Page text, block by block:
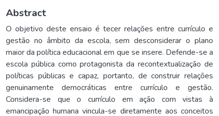
Abstract
O objetivo deste ensaio é tecer relações entre currículo e
gestão no âmbito da escola, sem desconsiderar o plano
maior da política educacional em que se insere. Defende-se a
escola pública como protagonista da recontextualização de
políticas públicas e capaz, portanto, de construir relações
genuinamente democráticas entre currículo e gestão.
Considera-se que o currículo em ação com vistas à
emancipação humana vincula-se diretamente aos conceitos